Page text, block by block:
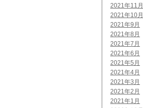
2021年11月
2021年10月
2021年9月
2021年8月
2021年7月
2021年6月
2021年5月
2021年4月
2021年3月
2021年2月
2021年1月